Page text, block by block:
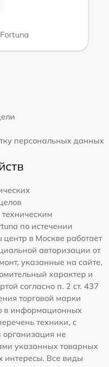
персональных данных
по истечении
в Москве работает
авторизации от
указанные на сайте,
характер и
согласно п. 2 ст. 437
торговой марки
в информационных
техники, с
не
указанных товарных
интересы. Все виды